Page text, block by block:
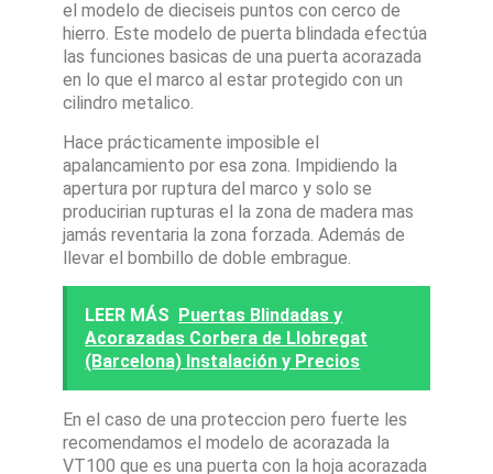
el modelo de dieciseis puntos con cerco de
hierro. Este modelo de puerta blindada efectúa
las funciones basicas de una puerta acorazada
en lo que el marco al estar protegido con un
cilindro metalico.
Hace prácticamente imposible el
apalancamiento por esa zona. Impidiendo la
apertura por ruptura del marco y solo se
producirian rupturas el la zona de madera mas
jamás reventaria la zona forzada. Además de
llevar el bombillo de doble embrague.
LEER MÁS Puertas Blindadas y
Acorazadas Corbera de Llobregat
(Barcelona) Instalación y Precios
En el caso de una proteccion pero fuerte les
recomendamos el modelo de acorazada la
VT100 que es una puerta con la hoja acorazada